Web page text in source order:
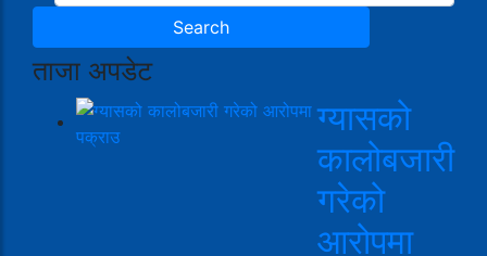
ताजा अपडेट
ग्यासको
कालोबजारी
गरेको
आरोपमा